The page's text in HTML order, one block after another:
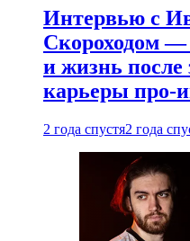
Интервью с
Скороходом —
и жизнь
карьеры про-
2 года спустя2 года